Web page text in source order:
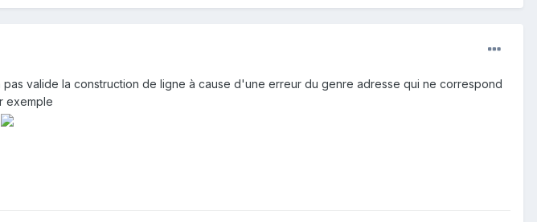
valide la construction de ligne à cause d'une erreur du genre adresse qui ne correspond
exemple